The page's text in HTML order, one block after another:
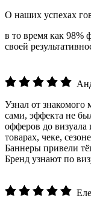
О наших успехах
в то время как 98%
своей
Узнал от знакомого
сами, эффекта не
офферов до
товарах, чеке,
Баннеры привели
Бренд узнают по